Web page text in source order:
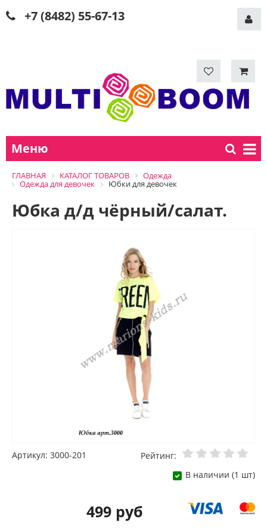
+7 (8482) 55-67-13
Меню
ГЛАВНАЯ КАТАЛОГ ТОВАРОВ
Одежда
Одежда для девочек
Юбки для девочек
Юбка д/д чёрный/салат.
Артикул: 3000-201
Рейтинг:
В наличии (1 шт)
499 руб